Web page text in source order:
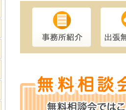
2026.04.24 受給事例
2026.04.22
2026.03.27 受給事例
2026.03.02 受給事例